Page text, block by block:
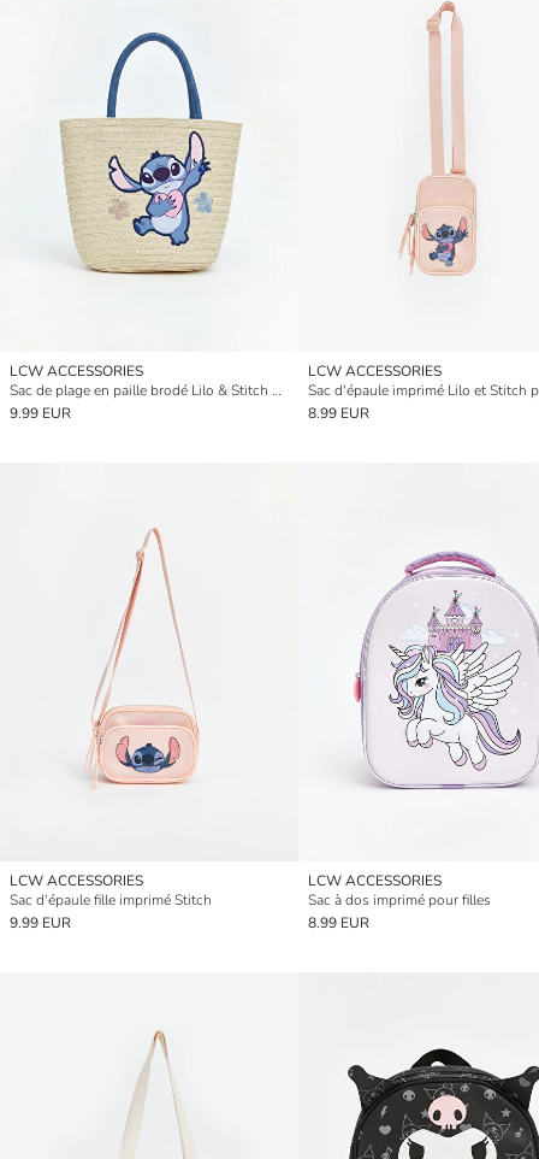
LCW ACCESSORIES
Sac de plage en paille brodé Lilo & Stitch pour fille
9.99 EUR
LCW ACCESSORIES
Sac d'épaule imprimé Lilo et Stitch
8.99 EUR
LCW ACCESSORIES
Sac d'épaule fille imprimé Stitch
9.99 EUR
LCW ACCESSORIES
Sac à dos imprimé pour filles
8.99 EUR